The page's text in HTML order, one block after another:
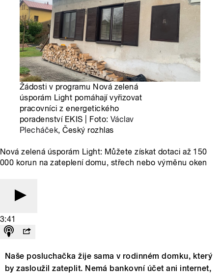
Žádosti v programu Nová zelená
úsporám Light pomáhají vyřizovat
pracovníci z energetického
poradenství EKIS | Foto: Václav
Plecháček, Český rozhlas
Nová zelená úsporám Light: Můžete získat dotaci až 150
000 korun na zateplení domu, střech nebo výměnu oken
3:41
Naše posluchačka žije sama v rodinném domku, který
by zasloužil zateplit. Nemá bankovní účet ani internet,